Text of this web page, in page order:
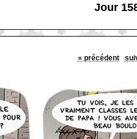
Jour
« précédent